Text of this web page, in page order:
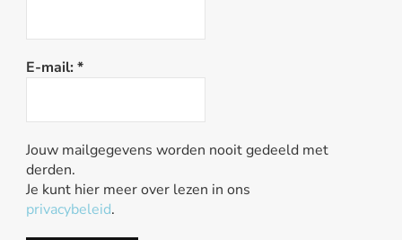
E-mail: *
Jouw mailgegevens worden nooit gedeeld met
derden.
Je kunt hier meer over lezen in ons
privacybeleid.